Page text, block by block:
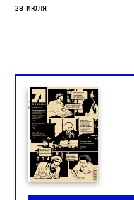
28 июля